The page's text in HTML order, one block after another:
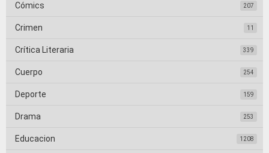
Cómics 207
Crimen 11
Crítica Literaria 339
Cuerpo 254
Deporte 159
Drama 253
Educacion 1208